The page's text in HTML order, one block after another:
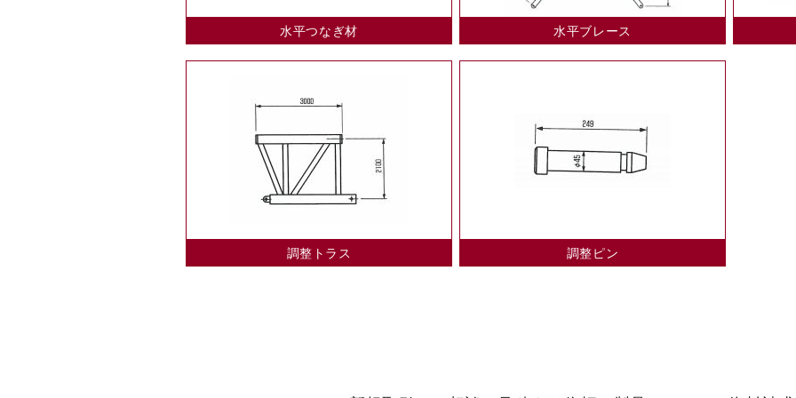
水平つなぎ材 水平ブレース
調整トラス 調整ピン